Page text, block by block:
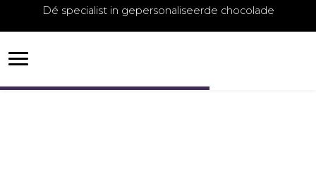
Dé specialist in gepersonaliseerde chocolade